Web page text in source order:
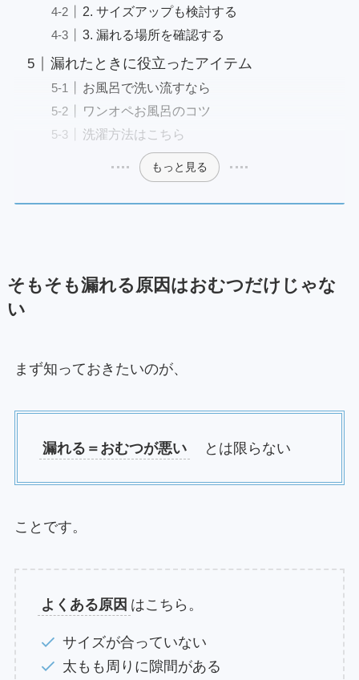
2. サイズアップも検討する
3. 漏れる場所を確認する
漏れたときに役立ったアイテム
お風呂で洗い流すなら
ワンオペお風呂のコツ
洗濯方法はこちら
もっと見る
そもそも漏れる原因はおむつだけじゃな
い
まず知っておきたいのが、
漏れる＝おむつが悪い とは限らない
ことです。
よくある原因 はこちら。
サイズが合っていない
太もも周りに隙間がある